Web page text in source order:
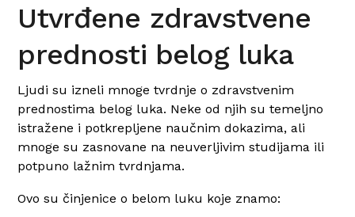
Utvrđene zdravstvene
prednosti belog luka
Ljudi su izneli mnoge tvrdnje o zdravstvenim
prednostima belog luka. Neke od njih su temeljno
istražene i potkrepljene naučnim dokazima, ali
mnoge su zasnovane na neuverljivim studijama ili
potpuno lažnim tvrdnjama.
Ovo su činjenice o belom luku koje znamo: